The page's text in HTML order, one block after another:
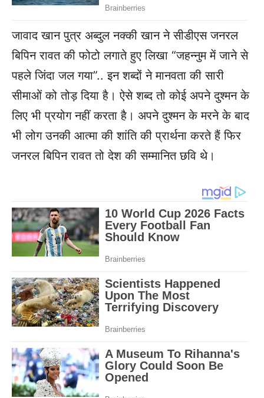
जावाद खान पुत्र अब्दुल नक्की खान ने सीडीएस जनरल
बिपिन रावत की फोटो लगाते हुए लिखा “जहन्नुम में जाने से
पहले जिंदा जल गया”.. इन शब्दों ने मानवता की सारी
सीमाओं को तोड़ दिया है। ऐसे शब्द तो कोई अपने दुश्मन के
लिए भी प्रयोग नहीं करता है। अपने दुश्मन के मरने के बाद
भी लोग उनकी आत्मा की शांति की प्रार्थना करते हैं फिर
जनरल बिपिन रावत तो देश की सम्मानित छवि थे।